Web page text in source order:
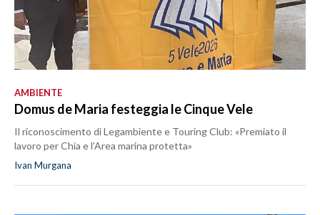
AMBIENTE
Domus de Maria festeggia le Cinque Vele
Il riconoscimento di Legambiente e Touring Club: «Premiato il
lavoro per Chia e l’Area marina protetta»
Ivan Murgana